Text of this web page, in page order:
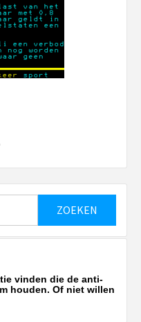
vinden die de anti-
houden. Of niet willen